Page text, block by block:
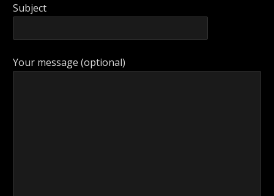
Subject
Your message (optional)